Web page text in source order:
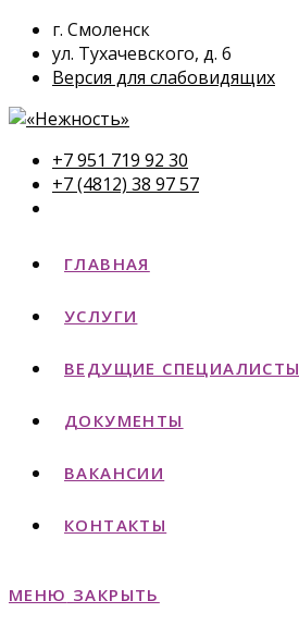
г. Смоленск
ул. Тухачевского, д. 6
Версия для слабовидящих
+7 951 719 92 30
+7 (4812) 38 97 57
ГЛАВНАЯ
УСЛУГИ
ВЕДУЩИЕ СПЕЦИАЛИСТЫ
ДОКУМЕНТЫ
ВАКАНСИИ
КОНТАКТЫ
МЕНЮ ЗАКРЫТЬ